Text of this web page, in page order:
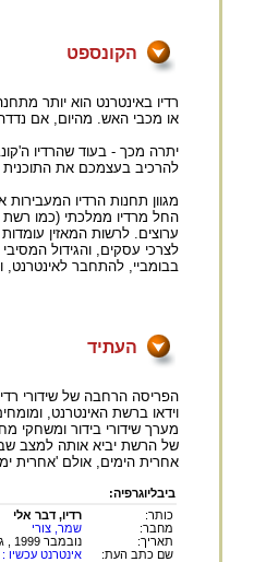
הקונספט
רדיו באינטרנט הוא יותר
או מכבי האש. מהיום, אם נדדה
יתרה מכך - בעוד שהרדיו
להרכיב בעצמכם את
מגוון תחנות הרדיו
החל מרדיו ממלכתי (כמו רשת
ערוצים. לרשות המאזין
לצרכי עסקים, והגידול
בבומביי, להתחבר לאינטרנט,
העתיד
הפריסה הרחבה של שידורי
וידאו ברשת האינטרנט,
של הרשת יביא אותה למצב שבו
אחרית הימים, אולם 'אחרית
ביבליוגרפיה:
כותר:
רדיו, דבר אלי
מחבר:
שמר, צורי
תאריך:
נובמבר 1999 , גליון 45
שם כתב העת:
אינטרנט עכשיו